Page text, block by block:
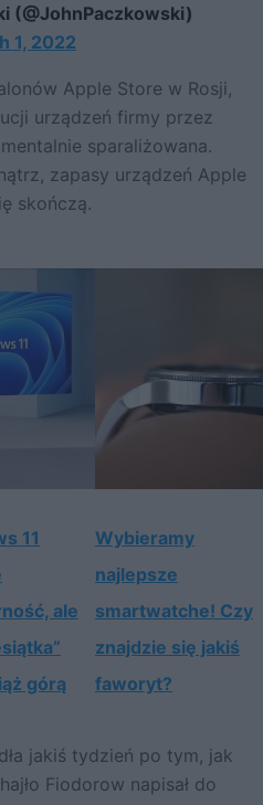
(@JohnPaczkowski)
1, 2022
Apple Store w Rosji,
urządzeń firmy przez
sparaliżowana.
zapasy urządzeń Apple
skończą.
11
ale
górą
Wybieramy
najlepsze
smartwatche! Czy
znajdzie się jakiś
faworyt?
jakiś tydzień po tym, jak
Fiodorow napisał do